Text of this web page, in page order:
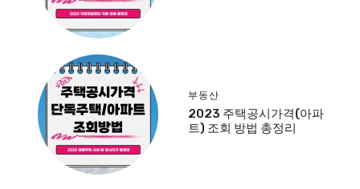
부동산
2023 주택공시가격(아파
트) 조회 방법 총정리